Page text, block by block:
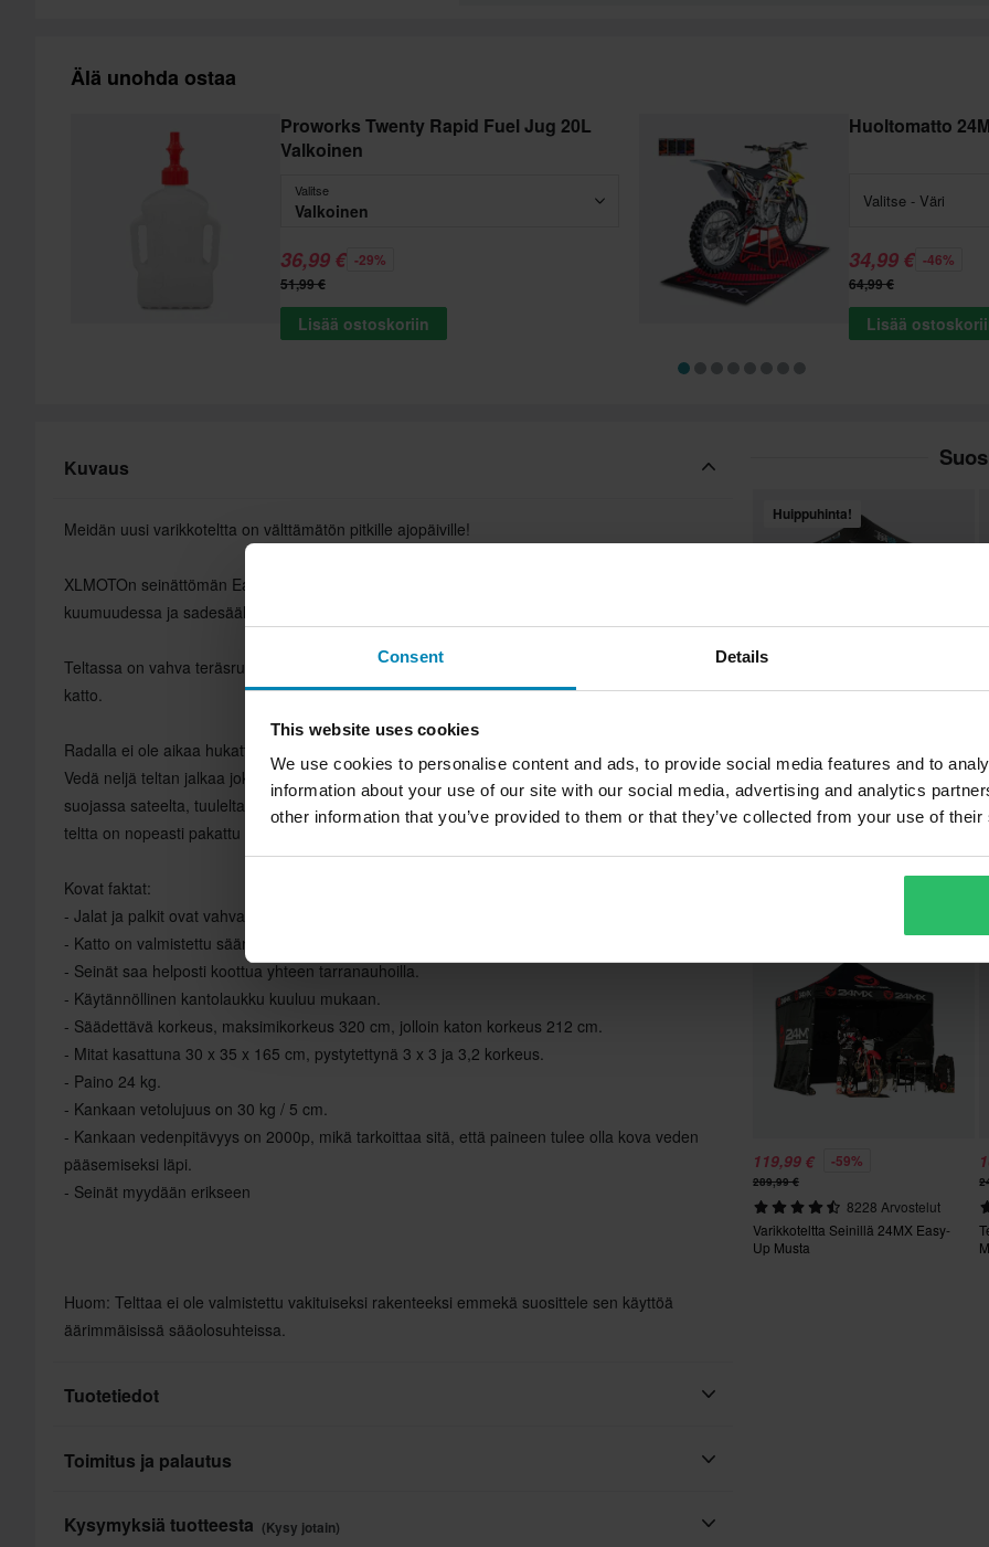
Consent Details
This website uses cookies
We use cookies to personalise content and ads, to provide social media features and to
information about your use of our site with our social media, advertising and analytics
other information that you’ve provided to them or that they’ve collected from your use of
Älä unohda ostaa
Proworks Twenty Rapid Fuel Jug 20L
Valkoinen
Valitse
Valkoinen
36,99 € -29%
51,99 €
Lisää ostoskoriin
Huoltomatto
Valitse - Väri
34,99 € -46%
64,99 €
Lisää
Kuvaus
Meidän uusi varikkoteltta on välttämätön pitkille ajopäiville!
XLMOTOn seinättömän Easy Up -teltan ansiosta saat optimaalisen suojan äärimmäisessä
kuumuudessa ja sadesäällä, joten voit keskittyä 100% ajoon ja sen suunnitteluun!
Teltassa on vahva teräsrunko, lukot ja nivelet sekä tukevasta Polyuretaanista valmistettu
katto.
Radalla ei ole aikaa hukattavaksi. Siksi tämä teltta on useita muita telttoja helpompi koota.
Vedä neljä teltan jalkaa jokaiseen suuntaansa, jolloin runko lukittuu. Alle 60 sekunnissa olet
suojassa sateelta, tuulelta ja uteliailta kilpailijoilta. Teltan purkaminen on aivan yhtä helppoa ja
teltta on nopeasti pakattu mukana tulevaan kantolaukkuun.
Kovat faktat:
- Jalat ja palkit ovat vahvaa terästä.
- Katto on valmistettu säänpitävästä PU –päällysteisestä polyesteristä
- Seinät saa helposti koottua yhteen tarranauhoilla.
- Käytännöllinen kantolaukku kuuluu mukaan.
- Säädettävä korkeus, maksimikorkeus 320 cm, jolloin katon korkeus 212 cm.
- Mitat kasattuna 30 x 35 x 165 cm, pystytettynä 3 x 3 ja 3,2 korkeus.
- Paino 24 kg.
- Kankaan vetolujuus on 30 kg / 5 cm.
- Kankaan vedenpitävyys on 2000p, mikä tarkoittaa sitä, että paineen tulee olla kova veden
pääsemiseksi läpi.
- Seinät myydään erikseen
Huom: Telttaa ei ole valmistettu vakituiseksi rakenteeksi emmekä suosittele sen käyttöä
äärimmäisissä sääolosuhteissa.
Tuotetiedot
Merkki
Paketin mitat
Toimitus ja palautus
Nopeat toimitukset
Kysymyksiä tuotteesta (Kysy jotain)
Huippuhinta!
244,99 €
Telttasetti Sledstore 3 x 3 m Seinät
Mukana
x
Suosikit
119,99 € -59%
289,99 €
8228 Arvostelut
Varikkoteltta Seinillä 24MX Easy-
Up Musta